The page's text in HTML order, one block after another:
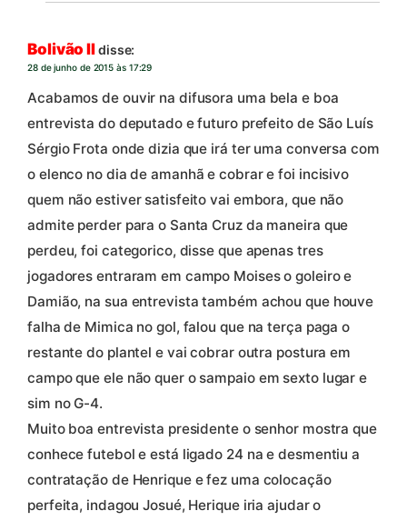
Bolivão IIdisse:
28 de junho de 2015 às 17:29
Acabamos de ouvir na difusora uma bela e boa
entrevista do deputado e futuro prefeito de São Luís
Sérgio Frota onde dizia que irá ter uma conversa com
o elenco no dia de amanhã e cobrar e foi incisivo
quem não estiver satisfeito vai embora, que não
admite perder para o Santa Cruz da maneira que
perdeu, foi categorico, disse que apenas tres
jogadores entraram em campo Moises o goleiro e
Damião, na sua entrevista também achou que houve
falha de Mimica no gol, falou que na terça paga o
restante do plantel e vai cobrar outra postura em
campo que ele não quer o sampaio em sexto lugar e
sim no G-4.
Muito boa entrevista presidente o senhor mostra que
conhece futebol e está ligado 24 na e desmentiu a
contratação de Henrique e fez uma colocação
perfeita, indagou Josué, Herique iria ajudar o